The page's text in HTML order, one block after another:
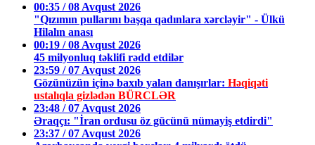
00:35 / 08 Avqust 2026
"Qızımın pullarını başqa qadınlara xərcləyir" - Ülkü
Hilalın anası
00:19 / 08 Avqust 2026
45 milyonluq təklifi rədd etdilər
23:59 / 07 Avqust 2026
Gözünüzün içinə baxıb yalan danışırlar: Həqiqəti
ustalıqla gizlədən BÜRCLƏR
23:48 / 07 Avqust 2026
Əraqçı: "İran ordusu öz gücünü nümayiş etdirdi"
23:37 / 07 Avqust 2026